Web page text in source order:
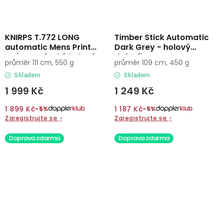
KNIRPS T.772 LONG
automatic Mens Print
Stripe - pánský holový
vystřelovací deštník
Skladem
1 999 Kč
1 899 Kč−5%
Zaregistrujte se ›
průměr 111 cm, 550 g
Timber Stick Automatic
Dark Grey - holový
deštník
Skladem
1 249 Kč
1 187 Kč−5%
Zaregistrujte se ›
průměr 109 cm, 450 g
Doprava zdarma Doprava zdarma